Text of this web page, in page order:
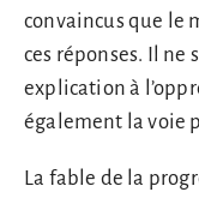
convaincus que le
ces réponses. Il ne
explication à
également la voie
La fable de la